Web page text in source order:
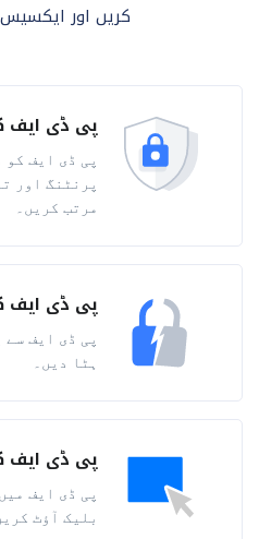
کریں اور
پی ڈی ایف
پی ڈی ایف کو
پرنٹنگ اور
مرتب کریں۔
پی ڈی ایف
پی ڈی ایف
ہٹا دیں۔
پی ڈی ایف
پی ڈی ایف
بلیک آؤٹ